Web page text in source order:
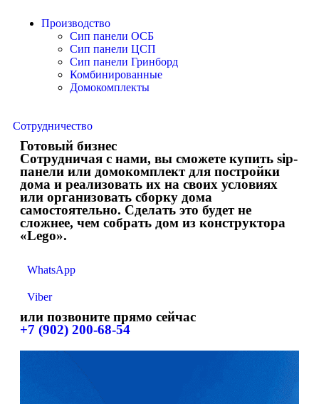
Производство
Сип панели ОСБ
Сип панели ЦСП
Сип панели Гринборд
Комбинированные
Домокомплекты
Сотрудничество
Готовый бизнес
Сотрудничая с нами, вы сможете купить sip-
панели или домокомплект для постройки
дома и реализовать их на своих условиях
или организовать сборку дома
самостоятельно. Сделать это будет не
сложнее, чем собрать дом из конструктора
«Lego».
WhatsApp
Viber
или позвоните прямо сейчас
+7 (902) 200-68-54